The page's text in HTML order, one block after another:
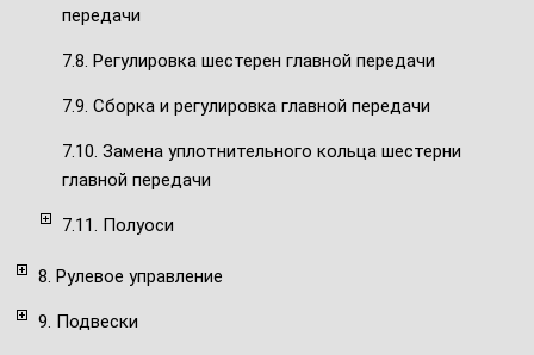
передачи
7.8. Регулировка шестерен главной передачи
7.9. Сборка и регулировка главной передачи
7.10. Замена уплотнительного кольца шестерни
главной передачи
7.11. Полуоси
8. Рулевое управление
9. Подвески